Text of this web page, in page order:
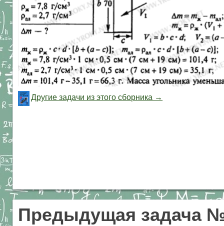
Другие задачи из этого сборника →
Предыдущая задача